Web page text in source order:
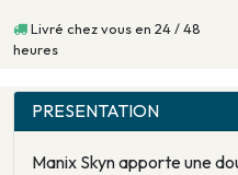
Livré chez vous en 24 / 48
heures
PRESENTATION
Manix Skyn apporte une